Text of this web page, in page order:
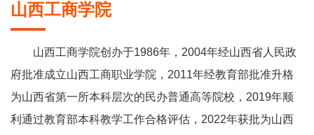
山西工商学院
山西工商学院创办于1986年，2004年经山西省人民政
府批准成立山西工商职业学院，2011年经教育部批准升格
为山西省第一所本科层次的民办普通高等院校，2019年顺
利通过教育部本科教学工作合格评估，2022年获批为山西